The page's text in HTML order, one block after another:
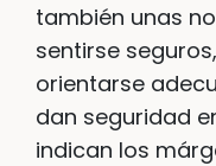
también unas
sentirse
orientarse
dan seguridad
indican los